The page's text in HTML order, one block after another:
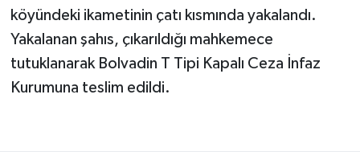
köyündeki ikametinin çatı kısmında yakalandı.
Yakalanan şahıs, çıkarıldığı mahkemece
tutuklanarak Bolvadin T Tipi Kapalı Ceza İnfaz
Kurumuna teslim edildi.